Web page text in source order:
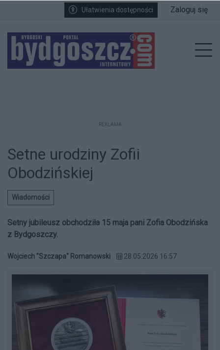
Przejdź do głównych treści
Przejdź do wyszukiwarki
Przejdź do głównego menuUłatwienia dostępności Zaloguj się
REKLAMA
Setne urodziny Zofii
Obodzińskiej
Wiadomości
Setny jubileusz obchodziła 15 maja pani Zofia Obodzińska
z Bydgoszczy.
Wojciech "Szczapa" Romanowski 28.05.2026 16:57